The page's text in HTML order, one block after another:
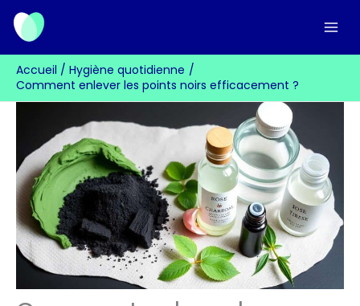
Aller
contenu
Accueil
Hygiène quotidienne
Comment enlever les points noirs efficacement ?